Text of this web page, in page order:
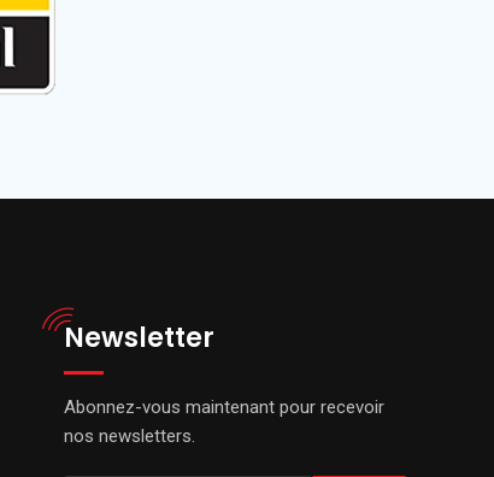
Newsletter
Abonnez-vous maintenant pour recevoir
nos newsletters.